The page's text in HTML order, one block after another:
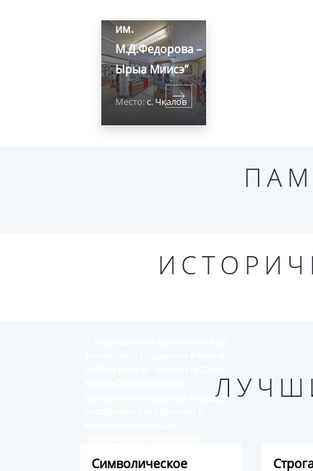
им.
М.Д.Федорова –
Ырыа Миисэ”
Место:с. Чкалов
Символическое
пространство северных городов